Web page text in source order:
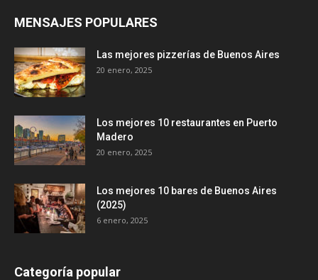
MENSAJES POPULARES
Las mejores pizzerías de Buenos Aires
20 enero, 2025
Los mejores 10 restaurantes en Puerto
Madero
20 enero, 2025
Los mejores 10 bares de Buenos Aires
(2025)
6 enero, 2025
Categoría popular